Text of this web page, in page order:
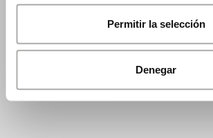
Permitir la selección
Denegar